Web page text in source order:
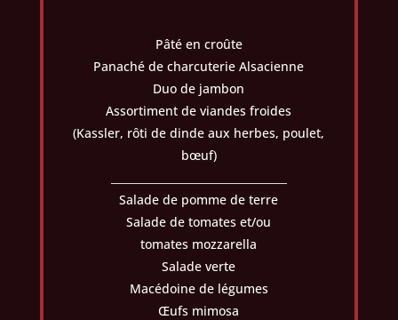
Pâté en croûte
Panaché de charcuterie Alsacienne
Duo de jambon
Assortiment de viandes froides
(Kassler, rôti de dinde aux herbes, poulet,
bœuf)
Salade de pomme de terre
Salade de tomates et/ou
tomates mozzarella
Salade verte
Macédoine de légumes
Œufs mimosa